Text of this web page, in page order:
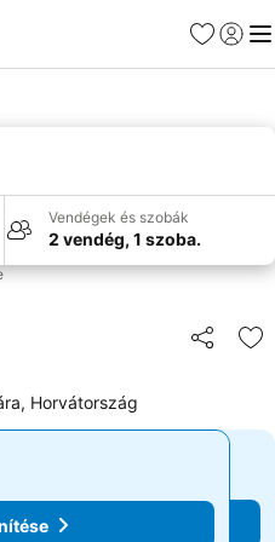
Kedvencek
Vendégek és szobák
2 vendég, 1 szoba.
Horvátország